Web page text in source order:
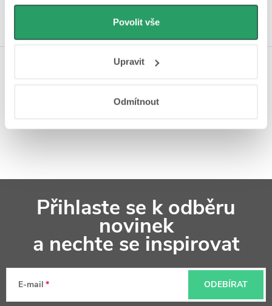
můžeme používat cookies pro analytiku a
personalizovanou reklamu. Jak Google zpracovává
osobní údaje najdete na stránkách
Povolit vše
Upravit
Odmítnout
Instagramu
a
Přihlaste se k odběru
novinek
a nechte se inspirovat
E-mail ODEBÍRAT